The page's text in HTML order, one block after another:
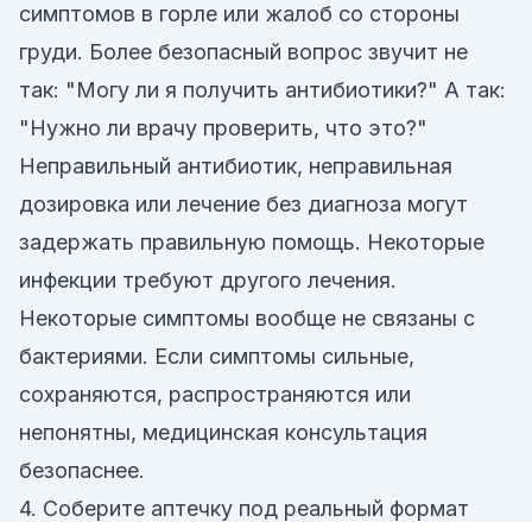
симптомов в горле или жалоб со стороны
груди. Более безопасный вопрос звучит не
так: "Могу ли я получить антибиотики?" А так:
"Нужно ли врачу проверить, что это?"
Неправильный антибиотик, неправильная
дозировка или лечение без диагноза могут
задержать правильную помощь. Некоторые
инфекции требуют другого лечения.
Некоторые симптомы вообще не связаны с
бактериями. Если симптомы сильные,
сохраняются, распространяются или
непонятны, медицинская консультация
безопаснее.
4. Соберите аптечку под реальный формат